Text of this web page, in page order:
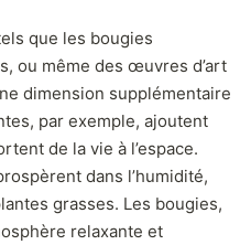
que les bougies
ou même des œuvres d’art
dimension supplémentaire
par exemple, ajoutent
de la vie à l’espace.
dans l’humidité,
grasses. Les bougies,
relaxante et